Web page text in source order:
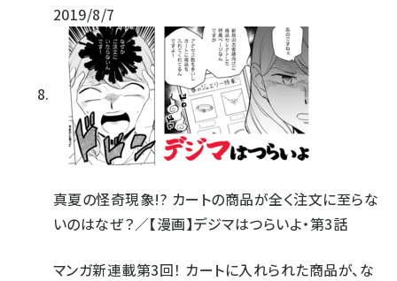
2019/8/7
真夏の怪奇現象!? カートの商品が全く注文に至らな
いのはなぜ？／【漫画】デジマはつらいよ・第3話
マンガ新連載第3回！ カートに入れられた商品が、な